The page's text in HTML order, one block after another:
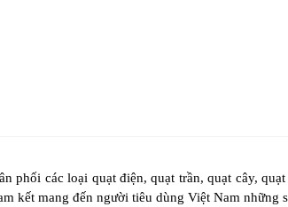
phối các loại quạt điện, quạt trần, quạt cây,
kết mang đến người tiêu dùng Việt Nam những